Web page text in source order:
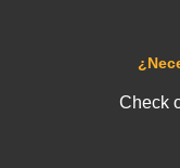
Check